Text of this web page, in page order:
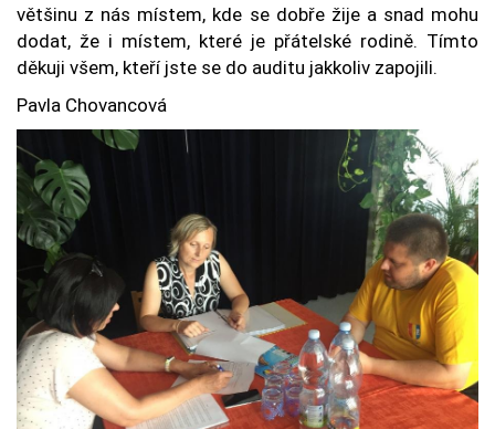
většinu z nás místem, kde se dobře žije a snad mohu
dodat, že i místem, které je přátelské rodině. Tímto
děkuji všem, kteří jste se do auditu jakkoliv zapojili.
Pavla Chovancová